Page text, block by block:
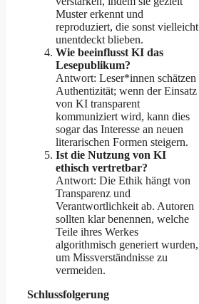
Muster erkennt und
reproduziert, die sonst vielleicht
unentdeckt blieben.
Wie beeinflusst KI das
Lesepublikum?
Antwort: Leser*innen schätzen
Authentizität; wenn der Einsatz
von KI transparent
kommuniziert wird, kann dies
sogar das Interesse an neuen
literarischen Formen steigern.
Ist die Nutzung von KI
ethisch vertretbar?
Antwort: Die Ethik hängt von
Transparenz und
Verantwortlichkeit ab. Autoren
sollten klar benennen, welche
Teile ihres Werkes
algorithmisch generiert wurden,
um Missverständnisse zu
vermeiden.
Schlussfolgerung